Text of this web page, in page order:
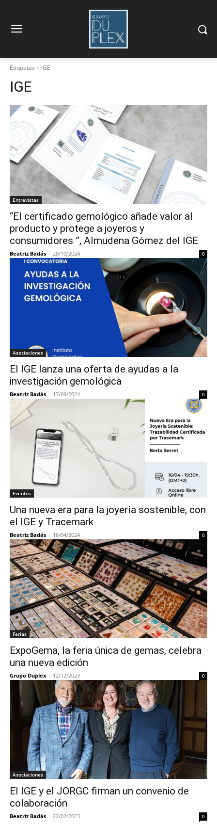
Etiquetas IGE
IGE
Entrevistas
“El certificado gemológico añade valor al
producto y protege a joyeros y
consumidores ”, Almudena Gómez del IGE
Beatriz Badás - 28/10/2024 0
Asociaciones
El IGE lanza una oferta de ayudas a la
investigación gemológica
Beatriz Badás - 17/09/2024 0
Eventos
Una nueva era para la joyería sostenible, con
el IGE y Tracemark
Beatriz Badás - 16/04/2024 0
Ferias
ExpoGema, la feria única de gemas, celebra
una nueva edición
Grupo Duplex - 12/12/2023 0
Asociaciones
El IGE y el JORGC firman un convenio de
colaboración
Beatriz Badás - 22/02/2023 0